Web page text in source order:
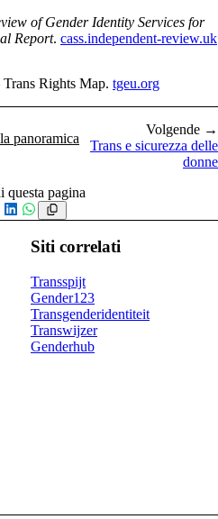
of Gender Identity Services for
Report. cass.independent-review.uk
Rights Map. tgeu.org
panoramica
Volgende →
Trans e sicurezza delle
donne
questa pagina
LinkedIn
WhatsApp
Siti correlati
Transspijt
Gender123
Transgenderidentiteit
Transwijzer
Genderhub